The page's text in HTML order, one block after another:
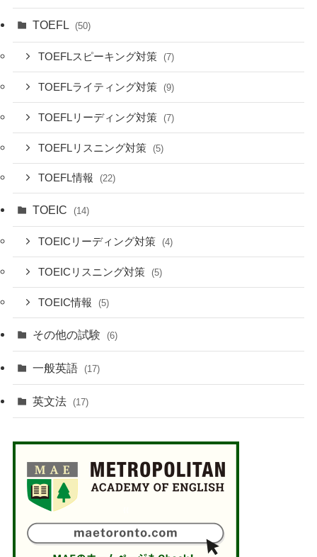
TOEFL (50)
TOEFLスピーキング対策 (7)
TOEFLライティング対策 (9)
TOEFLリーディング対策 (7)
TOEFLリスニング対策 (5)
TOEFL情報 (22)
TOEIC (14)
TOEICリーディング対策 (4)
TOEICリスニング対策 (5)
TOEIC情報 (5)
その他の試験 (6)
一般英語 (17)
英文法 (17)